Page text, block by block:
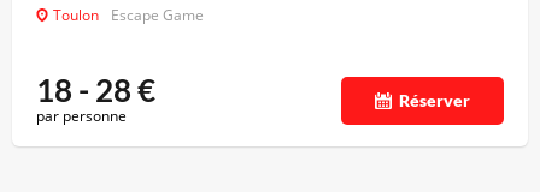
Toulon Escape Game
18 - 28€
par personne
Réserver